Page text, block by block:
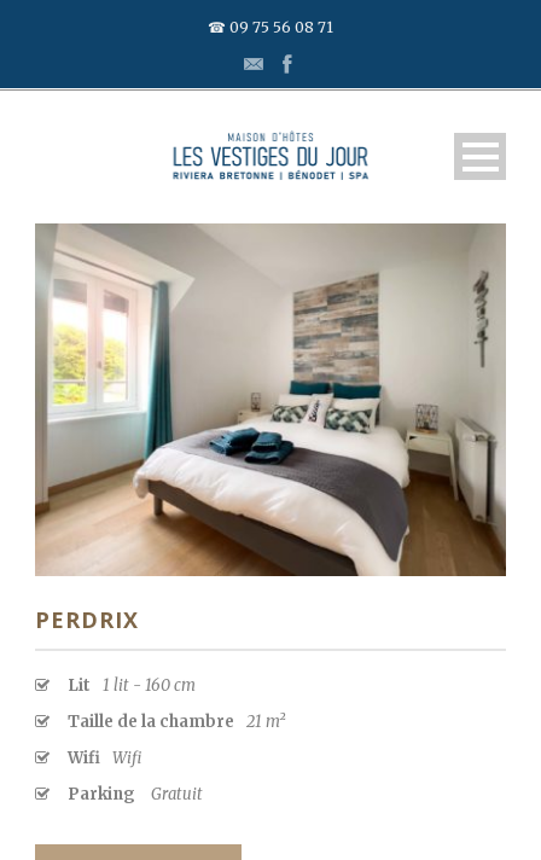
☎ 09 75 56 08 71
PERDRIX
Lit
1 lit - 160 cm
Taille de la chambre
21 m²
Wifi Wifi
Parking
Gratuit